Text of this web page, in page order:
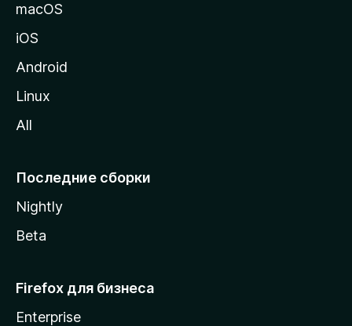
у
M
i
l
macOS
iOS
Android
Linux
All
Последние сборки
Nightly
Beta
Firefox для бизнеса
Enterprise